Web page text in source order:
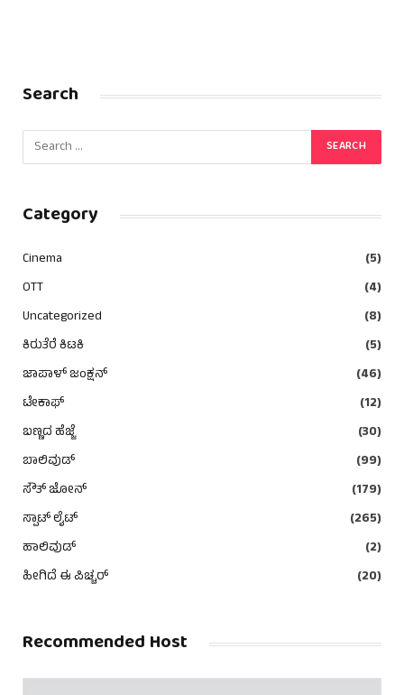
Search
Category
Cinema
(5)
OTT
(4)
Uncategorized
(8)
ಕಿರುತೆರೆ ಕಿಟಕಿ
(5)
ಜಾಪಾಳ್ ಜಂಕ್ಷನ್
(46)
ಟೇಕಾಫ್
(12)
ಬಣ್ಣದ ಹೆಜ್ಜೆ
(30)
ಬಾಲಿವುಡ್
(99)
ಸೌತ್ ಜೋನ್
(179)
ಸ್ಪಾಟ್ ಲೈಟ್
(265)
ಹಾಲಿವುಡ್
(2)
ಹೀಗಿದೆ ಈ ಪಿಚ್ಚರ್
(20)
Recommended Host